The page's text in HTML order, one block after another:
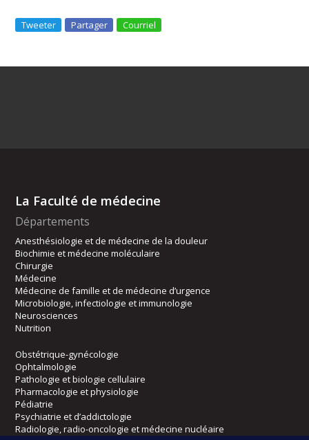
Tweeter Partager Courriel
La Faculté de médecine
Départements
Anesthésiologie et de médecine de la douleur
Biochimie et médecine moléculaire
Chirurgie
Médecine
Médecine de famille et de médecine d’urgence
Microbiologie, infectiologie et immunologie
Neurosciences
Nutrition
Obstétrique-gynécologie
Ophtalmologie
Pathologie et biologie cellulaire
Pharmacologie et physiologie
Pédiatrie
Psychiatrie et d’addictologie
Radiologie, radio-oncologie et médecine nucléaire